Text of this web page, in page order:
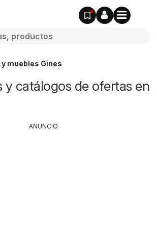
muebles Gines
y catálogos de ofertas en
ANUNCIO